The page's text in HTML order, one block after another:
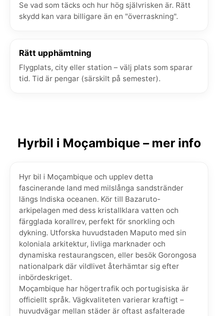
Se vad som täcks och hur hög självrisken är. Rätt
skydd kan vara billigare än en "överraskning".
Rätt upphämtning
Flygplats, city eller station – välj plats som sparar
tid. Tid är pengar (särskilt på semester).
Hyrbil i Moçambique – mer info
Hyr bil i Moçambique och upplev detta
fascinerande land med milslånga sandstränder
längs Indiska oceanen. Kör till Bazaruto-
arkipelagen med dess kristallklara vatten och
färgglada korallrev, perfekt för snorkling och
dykning. Utforska huvudstaden Maputo med sin
koloniala arkitektur, livliga marknader och
dynamiska restaurangscen, eller besök Gorongosa
nationalpark där vildlivet återhämtar sig efter
inbördeskriget.
Moçambique har högertrafik och portugisiska är
officiellt språk. Vägkvaliteten varierar kraftigt –
huvudvägar mellan städer är oftast asfalterade